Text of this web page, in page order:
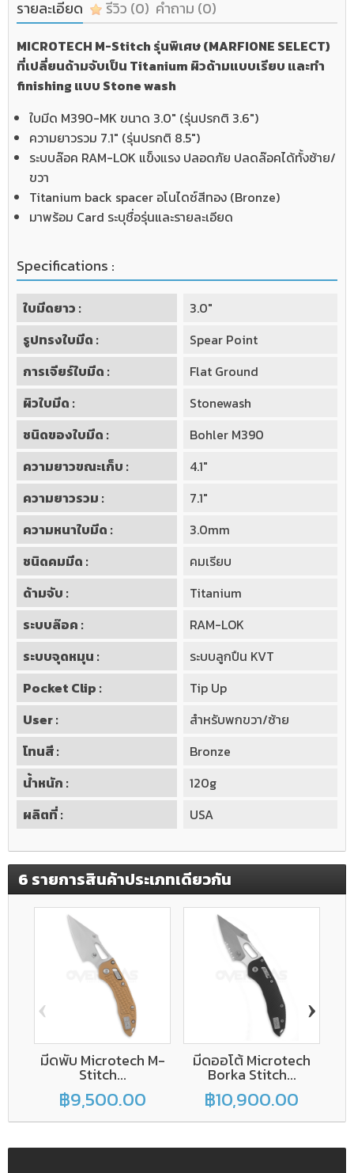
รายละเอียด รีวิว (0) คำถาม (0)
MICROTECH M-Stitch รุ่นพิเศษ (MARFIONE SELECT)
ที่เปลี่ยนด้ามจับเป็น Titanium ผิวด้ามแบบเรียบ และทำ
finishing แบบ Stone wash
ใบมีด M390-MK ขนาด 3.0" (รุ่นปรกติ 3.6")
ความยาวรวม 7.1" (รุ่นปรกติ 8.5")
ระบบล๊อค RAM-LOK แข็งแรง ปลอดภัย ปลดล๊อคได้ทั้งซ้าย/
ขวา
Titanium back spacer อโนไดซ์สีทอง (Bronze)
มาพร้อม Card ระบุชื่อรุ่นและรายละเอียด
Specifications :
ใบมีดยาว :
3.0"
รูปทรงใบมีด :
Spear Point
การเจียร์ใบมีด :
Flat Ground
ผิวใบมีด :
Stonewash
ชนิดของใบมีด :
Bohler M390
ความยาวขณะเก็บ :
4.1"
ความยาวรวม :
7.1"
ความหนาใบมีด :
3.0mm
ชนิดคมมีด :
คมเรียบ
ด้ามจับ :
Titanium
ระบบล๊อค :
RAM-LOK
ระบบจุดหมุน :
ระบบลูกปืน KVT
Pocket Clip :
Tip Up
User :
สำหรับพกขวา/ซ้าย
โทนสี :
Bronze
น้ำหนัก :
120g
ผลิตที่ :
USA
6 รายการสินค้าประเภทเดียวกัน
มีดพับ Microtech M-
Stitch...
฿9,500.00
มีดออโต้ Microtech
Borka Stitch...
฿10,900.00
‹ ›